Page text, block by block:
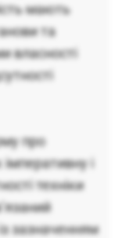
мають
та
власності
про
і
техніки
зазначенням